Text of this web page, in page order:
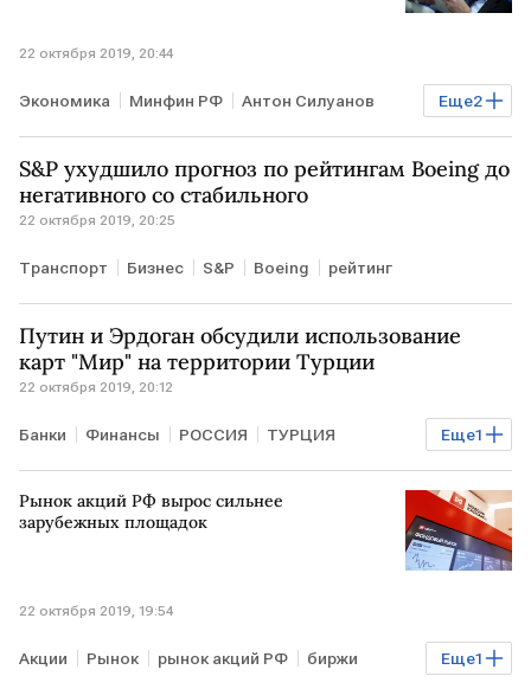
22 октября 2019, 20:44
Еще2
Экономика Минфин РФ Антон Силуанов
зарплата бюджетники
S&P ухудшило прогноз по рейтингам Boeing до
негативного со стабильного
22 октября 2019, 20:25
Транспорт Бизнес S&P Boeing рейтинг
Путин и Эрдоган обсудили использование
карт "Мир" на территории Турции
22 октября 2019, 20:12
Еще1
Банки Финансы РОССИЯ ТУРЦИЯ
карта "Мир"
Рынок акций РФ вырос сильнее
зарубежных площадок
22 октября 2019, 19:54
Еще1
Акции Рынок рынок акций РФ биржи